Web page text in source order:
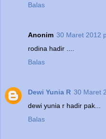
Balas
Anonim 30 Maret 2012
rodina hadir ....
Balas
Dewi Yunia R 30 Maret
dewi yunia r hadir pak...
Balas